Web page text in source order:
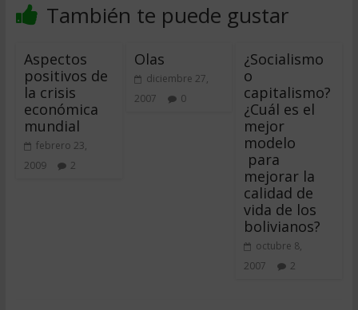
También te puede gustar
Aspectos
positivos de
la crisis
económica
mundial
febrero 23,
2009
2
Olas
diciembre 27,
2007
0
¿Socialismo
o
capitalismo?
¿Cuál es el
mejor
modelo
para
mejorar la
calidad de
vida de los
bolivianos?
octubre 8,
2007
2